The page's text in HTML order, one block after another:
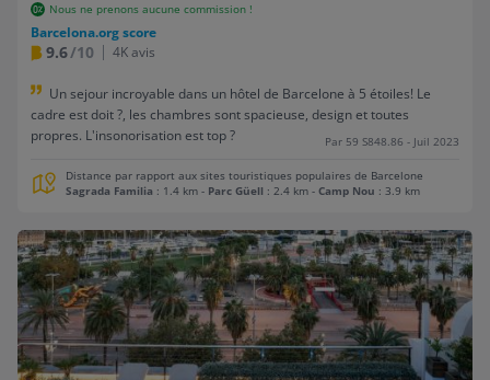
Nous ne prenons aucune commission !
Barcelona.org score
9.6/10 4K avis
Un sejour incroyable dans un hôtel de Barcelone à 5 étoiles! Le
cadre est doit ?, les chambres sont spacieuse, design et toutes
propres. L'insonorisation est top ?
Par 59 S848.86 - Juil 2023
Distance par rapport aux sites touristiques populaires de Barcelone
Sagrada Familia : 1.4 km - Parc Güell : 2.4 km - Camp Nou : 3.9 km